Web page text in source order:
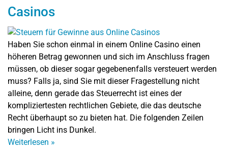
Casinos
Haben Sie schon einmal in einem Online Casino einen
höheren Betrag gewonnen und sich im Anschluss fragen
müssen, ob dieser sogar gegebenenfalls versteuert werden
muss? Falls ja, sind Sie mit dieser Fragestellung nicht
alleine, denn gerade das Steuerrecht ist eines der
kompliziertesten rechtlichen Gebiete, die das deutsche
Recht überhaupt so zu bieten hat. Die folgenden Zeilen
bringen Licht ins Dunkel.
Weiterlesen »